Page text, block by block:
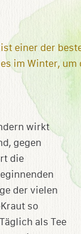
wirkt
gegen
die
der vielen
so
als Tee